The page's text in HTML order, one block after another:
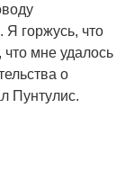
Я горжусь, что
что мне удалось
о
Пунтулис.